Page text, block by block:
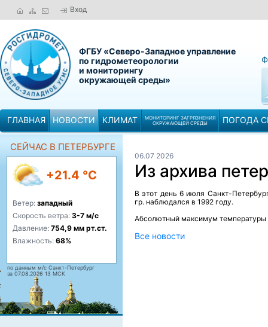
Вход
ФГБУ «Северо-Западное управление
по гидрометеорологии
и мониторингу
окружающей среды»
ГЛАВНАЯ НОВОСТИ КЛИМАТ
МОНИТОРИНГ ЗАГРЯЗНЕНИЯ
ОКРУЖАЮЩЕЙ СРЕДЫ
ПОГОДА
СЕЙЧАС В ПЕТЕРБУРГЕ
+21.4 °C
Ветер: западный
Скорость ветра: 3-7 м/с
Давление: 754,9 мм рт.ст.
Влажность: 68%
по данным м/с Санкт-Петербург
за 07.08.2026 13 МСК
06.07 2026
Из архива
В этот день 6 июля Санкт-
гр. наблюдался в 1992 году.
Абсолютный максимум температуры
Все новости